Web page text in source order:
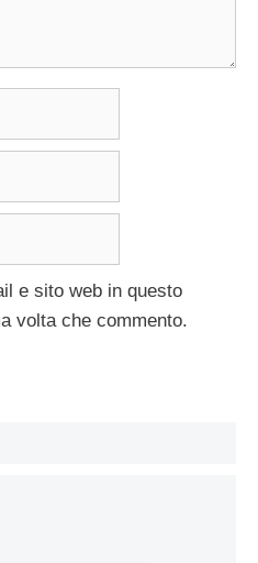
e sito web in questo
volta che commento.